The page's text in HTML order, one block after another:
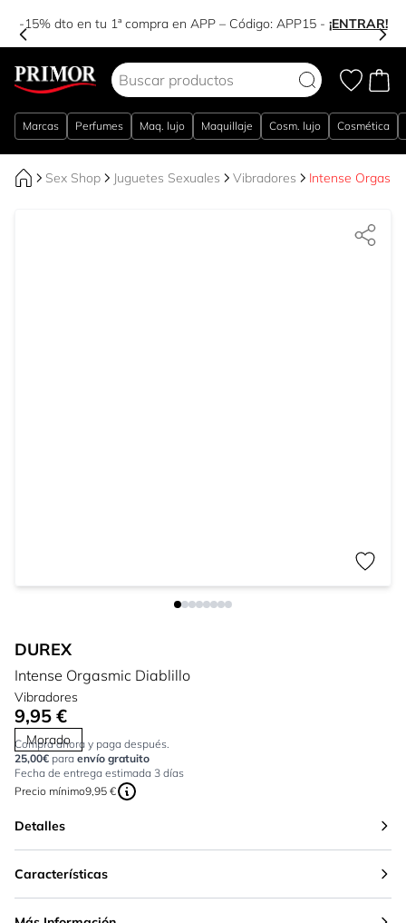
-15% dto en tu 1ª compra en APP – Código: APP15- ¡ENTRAR!
Marcas Perfumes Maq. lujo Maquillaje Cosm. lujo Cosmética
Sex Shop Juguetes Sexuales Vibradores Intense
DUREX
Intense Orgasmic Diablillo
Vibradores
9,95 €
Morado
Compra ahora y paga después.
25,00€ para envío gratuito
Fecha de entrega estimada 3 días
Precio mínimo9,95 €
Detalles
Características